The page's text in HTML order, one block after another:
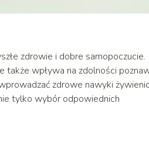
zdrowie i dobre samopoczucie.
także wpływa na zdolności
zdrowe nawyki
tylko wybór odpowiednich